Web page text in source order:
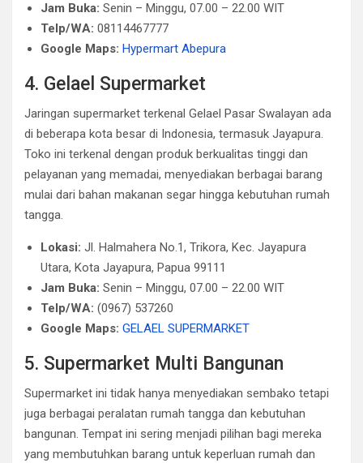
Jam Buka: Senin – Minggu, 07.00 – 22.00 WIT
Telp/WA: 08114467777
Google Maps: Hypermart Abepura
4. Gelael Supermarket
Jaringan supermarket terkenal Gelael Pasar Swalayan ada
di beberapa kota besar di Indonesia, termasuk Jayapura.
Toko ini terkenal dengan produk berkualitas tinggi dan
pelayanan yang memadai, menyediakan berbagai barang
mulai dari bahan makanan segar hingga kebutuhan rumah
tangga.
Lokasi: Jl. Halmahera No.1, Trikora, Kec. Jayapura
Utara, Kota Jayapura, Papua 99111
Jam Buka: Senin – Minggu, 07.00 – 22.00 WIT
Telp/WA: (0967) 537260
Google Maps: GELAEL SUPERMARKET
5. Supermarket Multi Bangunan
Supermarket ini tidak hanya menyediakan sembako tetapi
juga berbagai peralatan rumah tangga dan kebutuhan
bangunan. Tempat ini sering menjadi pilihan bagi mereka
yang membutuhkan barang untuk keperluan rumah dan